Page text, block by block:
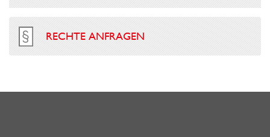
RECHTE ANFRAGEN